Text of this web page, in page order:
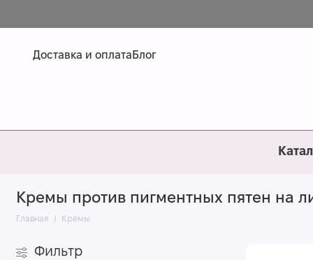
Доставка и оплата Блог
Кремы против пигментных пятен на
Главная Кремы
Фильтр